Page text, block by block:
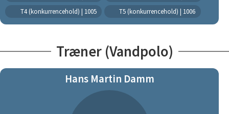
T4 (konkurrencehold) | 1005
T5 (konkurrencehold) | 1006
Træner (Vandpolo)
Hans Martin Damm